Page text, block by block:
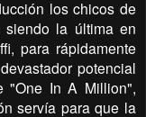
los chicos de
siendo la última en
para rápidamente
potencial
"One In A Million",
servía para que la